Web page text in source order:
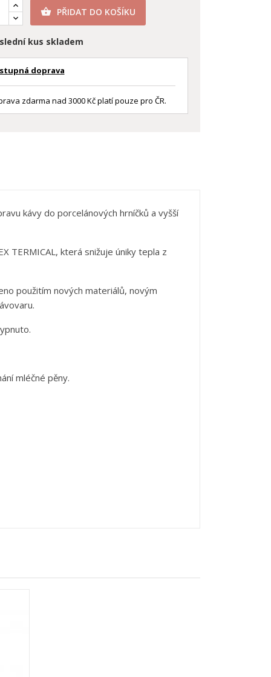
 PŘIDAT DO KOŠÍKU
kus skladem
doprava
zdarma nad 3000 Kč platí pouze pro ČR.
kávy do porcelánových hrníčků a vyšší
TERMICAL, která snižuje úniky tepla z
použitím nových materiálů, novým
mléčné pěny.